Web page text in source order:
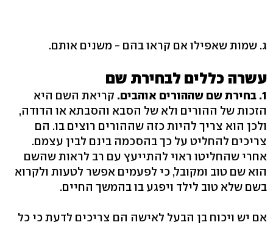
ג. שמות שאפילו אם קראו בהם - משנים אותם.
עשרה כללים לבחירת שם
1. בחירת שם שההורים אוהבים.
קריאת השם היא
הזכות של ההורים ולא של הסבא והסבתא או הדודה,
ולכן הוא צריך להיות כזה שההורים רוצים בו. הם
צריכים להחליט על כך בהסכמה בינם לבין עצמם.
אחרי שהחליטו ראוי להתייעץ עם רב לראות שהשם
הוא שם טוב ומקובל, כי לפעמים אפשר לטעות ולקרוא
בשם שלא טוב לילד ויפגע בו בהמשך החיים.
אם יש ויכוח בן הבעל לאישה הם צריכים לדעת כי כל